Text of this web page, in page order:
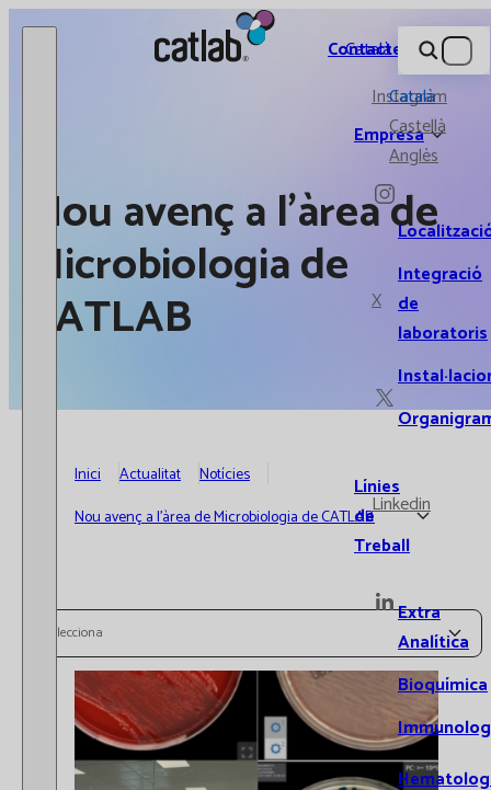
Catlab.
Empresa
Integració
de
laboratoris
Línies
de
Treball
Extra
Analítica
Bioquímica
Contacte
Instagram
X
Linkedin
Català
Català
Castellà
Anglès
Nou avenç a l’àrea de
Microbiologia de
CATLAB
Inici Actualitat
Notícies
Nou avenç a l’àrea de Microbiologia de CATLAB
Selecciona